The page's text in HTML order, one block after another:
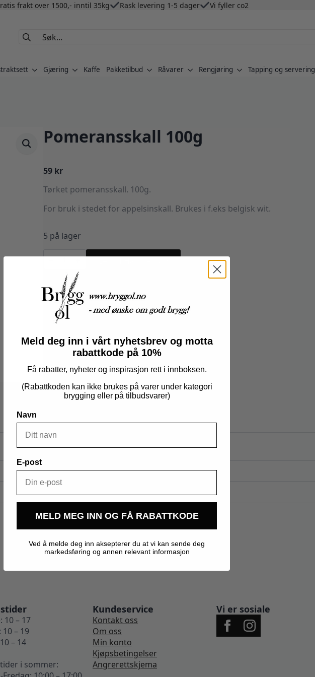
frakt over 1500,- inntil 35kg Rask levering 1-5 dager Vi fyller co2
Search
Gjæring Kaffe Pakketilbud Råvarer Rengjøring Tapping og servering
Pomeransskall 100g
59 kr
Tørket pomeransskall. 100g.
For bruk i stedet for appelsinskall. Brukes i f.eks belgisk wit.
5 på lager
100g
Produktnummer:
0,800 kg
10 – 17
– 19
– 14
i sommer:
Kundeservice
Kontakt oss
Om oss
Min konto
Kjøpsbetingelser
Angrerettskjema
Vi er sosiale
Meld deg inn i vårt nyhetsbrev og motta
rabattkode på 10%
Få rabatter, nyheter og inspirasjon rett i innboksen.
(Rabattkoden kan ikke brukes på varer under kategori
brygging eller på tilbudsvarer)
Navn
E-post
MELD MEG INN OG FÅ RABATTKODE
Ved å melde deg inn aksepterer du at vi kan sende deg
markedsføring og annen relevant informasjon